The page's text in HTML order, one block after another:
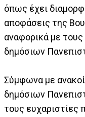
όπως έχει
αποφάσεις της
αναφορικά με
δημόσιων
Σύμφωνα με
δημόσιων
τους ευχαριστίες